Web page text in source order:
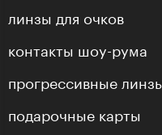
линзы для очков
контакты шоу-рума
прогрессивные
подарочные карты